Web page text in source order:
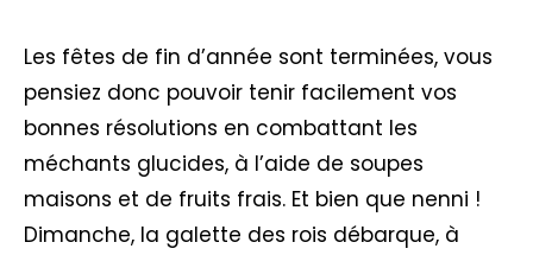
Les fêtes de fin d’année sont terminées, vous
pensiez donc pouvoir tenir facilement vos
bonnes résolutions en combattant les
méchants glucides, à l’aide de soupes
maisons et de fruits frais. Et bien que nenni !
Dimanche, la galette des rois débarque, à